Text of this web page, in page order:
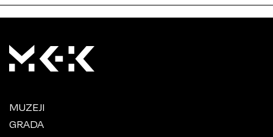
MUZEJI
GRADA